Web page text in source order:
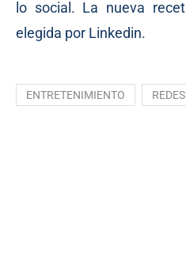
lo social. La nueva
elegida por Linkedin.
ENTRETENIMIENTO